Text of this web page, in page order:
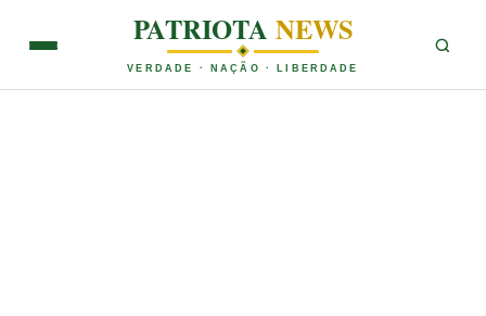
PATRIOTANEWS
VERDADE · NAÇÃO · LIBERDADE